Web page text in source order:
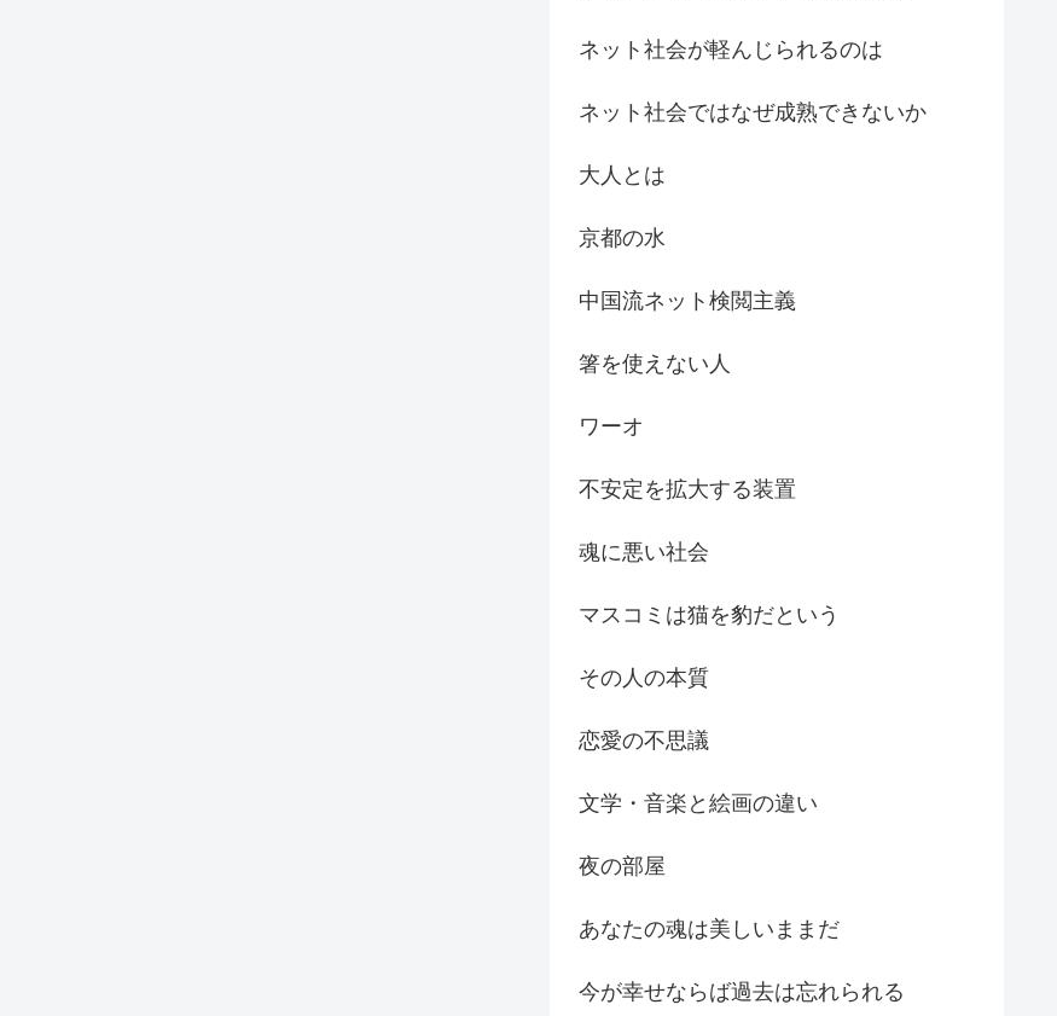
ネット社会が軽んじられるのは
ネット社会ではなぜ成熟できないか
大人とは
京都の水
中国流ネット検閲主義
箸を使えない人
ワーオ
不安定を拡大する装置
魂に悪い社会
マスコミは猫を豹だという
その人の本質
恋愛の不思議
文学・音楽と絵画の違い
夜の部屋
あなたの魂は美しいままだ
今が幸せならば過去は忘れられる